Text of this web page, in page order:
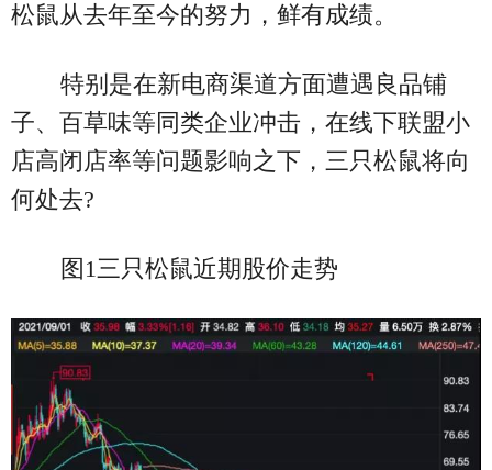
松鼠从去年至今的努力，鲜有成绩。
特别是在新电商渠道方面遭遇良品铺
子、百草味等同类企业冲击，在线下联盟小
店高闭店率等问题影响之下，三只松鼠将向
何处去?
图1三只松鼠近期股价走势